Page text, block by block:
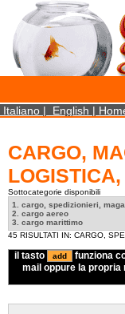
We use cookies on this
statistical data does not
Close
Italiano | English |
CARGO,
Sottocategorie disponibili
1. cargo, spedizionieri,
2. cargo aereo
3. cargo marittimo
45 RISULTATI IN: CARGO,
il tasto
funziona
mail oppure la